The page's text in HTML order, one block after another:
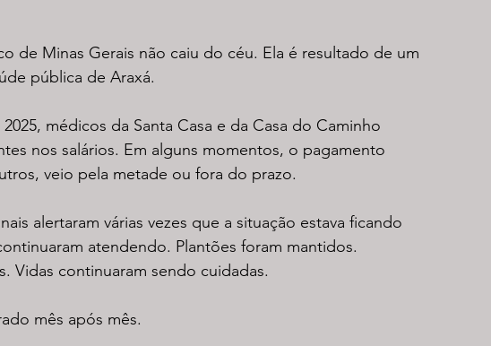
de Minas Gerais não caiu do céu. Ela é resultado de um
pública de Araxá.
médicos da Santa Casa e da Casa do Caminho
nos salários. Em alguns momentos, o pagamento
veio pela metade ou fora do prazo.
alertaram várias vezes que a situação estava ficando
atendendo. Plantões foram mantidos.
Vidas continuaram sendo cuidadas.
mês após mês.